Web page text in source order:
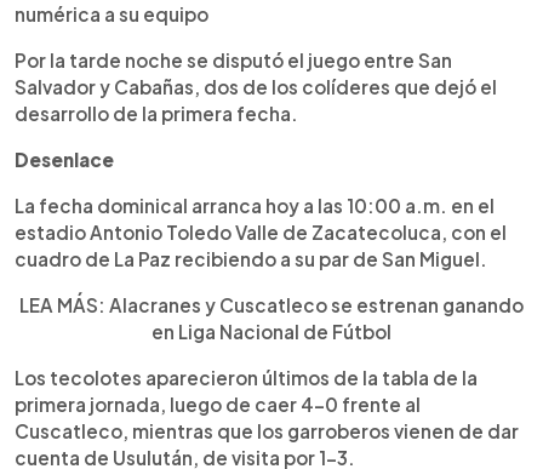
numérica a su equipo
Por la tarde noche se disputó el juego entre San
Salvador y Cabañas, dos de los colíderes que dejó el
desarrollo de la primera fecha.
Desenlace
La fecha dominical arranca hoy a las 10:00 a.m. en el
estadio Antonio Toledo Valle de Zacatecoluca, con el
cuadro de La Paz recibiendo a su par de San Miguel.
LEA MÁS: Alacranes y Cuscatleco se estrenan ganando
en Liga Nacional de Fútbol
Los tecolotes aparecieron últimos de la tabla de la
primera jornada, luego de caer 4-0 frente al
Cuscatleco, mientras que los garroberos vienen de dar
cuenta de Usulután, de visita por 1-3.